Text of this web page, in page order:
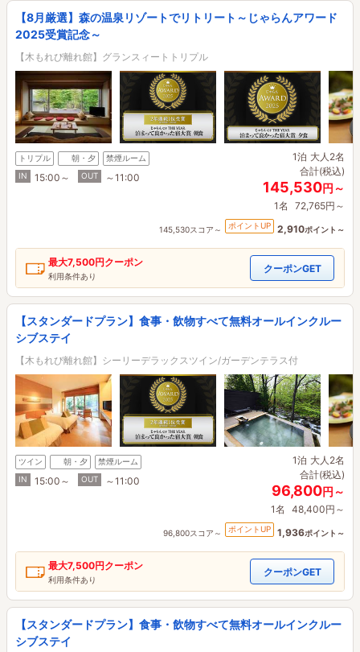
【8月厳選】森の温泉リゾートでリトリート～じゃらんアワード
2025受賞記念～
【木もれび離れ館】グランスィートトリプル
トリプル 朝・夕
禁煙ルーム
IN
15:00～ OUT ～11:00
1泊 大人2名
合計(税込)
145,530円～
1名 72,765円～
145,530スコア～ ポイントUP 2,910ポイント～
最大7,500円クーポン
利用条件あり
クーポンGET
【スタンダードプラン】食事・飲物すべて無料オールインクルー
シブステイ
【木もれび離れ館】シーリーデラックスツイン/ガーデンテラス付
ツイン 朝・夕
禁煙ルーム
IN
15:00～ OUT ～11:00
1泊 大人2名
合計(税込)
96,800円～
1名 48,400円～
96,800スコア～ ポイントUP 1,936ポイント～
最大7,500円クーポン
利用条件あり
クーポンGET
【スタンダードプラン】食事・飲物すべて無料オールインクルー
シブステイ